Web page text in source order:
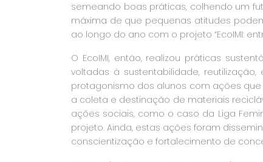
semeando boas práticas, colhendo um
máxima de que pequenas atitudes
ao longo do ano com o projeto “EcoIMI:
O EcoIMI, então, realizou práticas
voltadas à sustentabilidade,
protagonismo dos alunos com ações
a coleta e destinação de materiais
ações sociais, como o caso da Liga
projeto. Ainda, estas ações foram
conscientização e fortalecimento de